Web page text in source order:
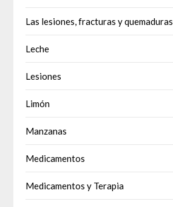
Las lesiones, fracturas y quemaduras
Leche
Lesiones
Limón
Manzanas
Medicamentos
Medicamentos y Terapia